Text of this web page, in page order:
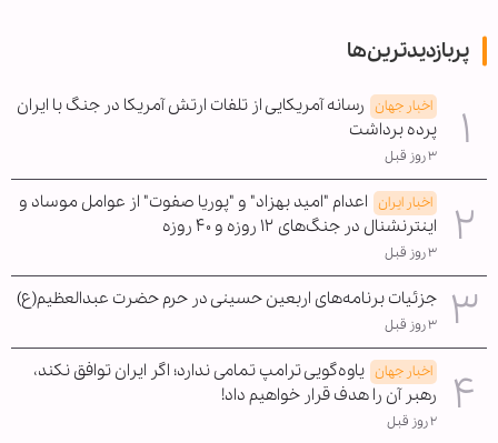
پربازدیدترین‌ها
اخبار جهان رسانه آمریکایی از تلفات ارتش آمریکا در جنگ با ایران
پرده برداشت
۳ روز قبل
اخبار ایران اعدام "امید بهزاد" و "پوریا صفوت" از عوامل موساد و
اینترنشنال در جنگ‌های ۱۲ روزه و ۴۰ روزه
۳ روز قبل
جزئیات برنامه‌های اربعین حسینی در حرم حضرت عبدالعظیم(ع)
۳ روز قبل
اخبار جهان یاوه‌گویی ترامپ تمامی ندارد؛ اگر ایران توافق نکند،
رهبر آن را هدف قرار خواهیم داد!
۲ روز قبل